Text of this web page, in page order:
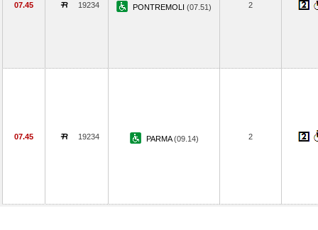
07.45 19234 PONTREMOLI (07.51) 2
07.45 19234 PARMA(09.14) 2